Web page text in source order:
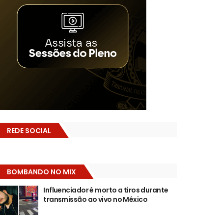
REDE SOCIAL
BOMBANDO NO MIX
Influenciador é morto a tiros durante
transmissão ao vivo no México